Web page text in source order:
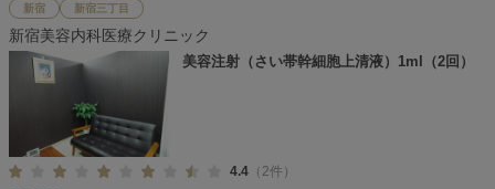
新宿 新宿三丁目
新宿美容内科医療クリニック
美容注射（さい帯幹細胞上清液）1ml（2回）
4.4 （2件）